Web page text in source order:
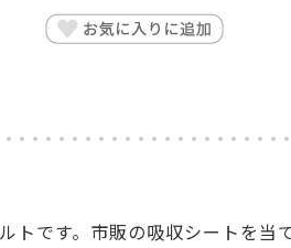
トです。市販の吸収シートを当